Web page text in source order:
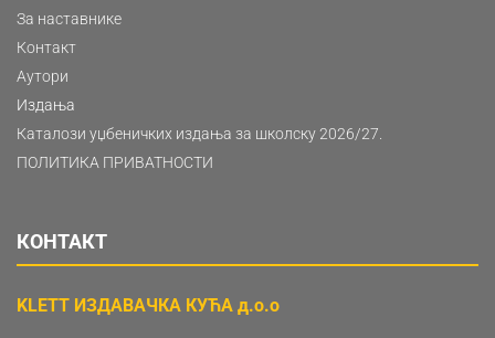
За наставнике
Контакт
Аутори
Издања
Каталози уџбеничких издања за школску 2026/27.
ПОЛИТИКА ПРИВАТНОСТИ
КОНТАКТ
KLETT ИЗДАВАЧКА КУЋА д.о.о